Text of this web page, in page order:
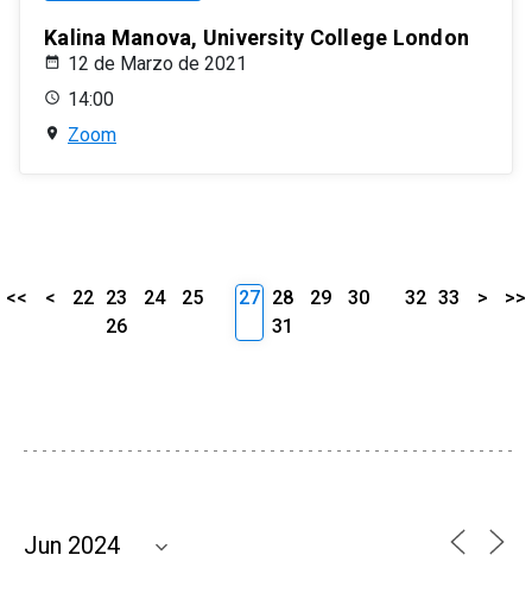
Kalina Manova, University College London
12 de Marzo de 2021
14:00
Zoom
<< < 22 23 24
25
26
27 28 29
30
31
32 33 > >>